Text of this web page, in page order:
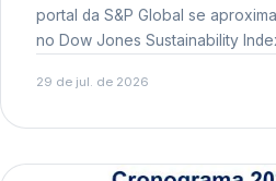
portal da S&P Global se
no Dow Jones Sustainability
29 de jul. de 2026